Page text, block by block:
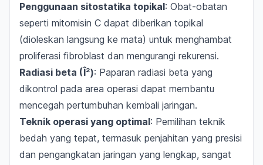
Penggunaan sitostatika topikal: Obat-obatan
seperti mitomisin C dapat diberikan topikal
(dioleskan langsung ke mata) untuk menghambat
proliferasi fibroblast dan mengurangi rekurensi.
Radiasi beta (Î²): Paparan radiasi beta yang
dikontrol pada area operasi dapat membantu
mencegah pertumbuhan kembali jaringan.
Teknik operasi yang optimal: Pemilihan teknik
bedah yang tepat, termasuk penjahitan yang presisi
dan pengangkatan jaringan yang lengkap, sangat